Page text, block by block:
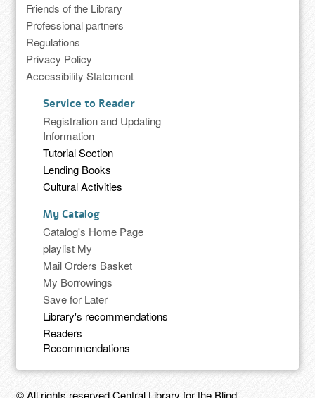
Friends of the Library
Professional partners
Regulations
Privacy Policy
Accessibility Statement
Service to Reader
Registration and Updating
Information
Tutorial Section
Lending Books
Cultural Activities
My Catalog
Catalog's Home Page
playlist My
Mail Orders Basket
My Borrowings
Save for Later
Library's recommendations
Readers
Recommendations
© All rights reserved Central Library for the Blind